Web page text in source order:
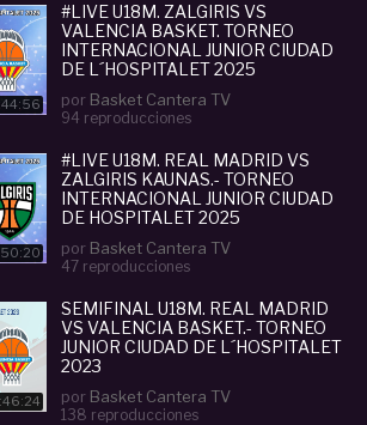
internacional #junior #ciudad
hospitalet #2025
#LIVE U18M. ZALGIRIS VS
VALENCIA BASKET. TORNEO
INTERNACIONAL JUNIOR CIUDAD
DE L´HOSPITALET 2025
por Basket Cantera TV
94 reproducciones
#LIVE U18M. REAL MADRID VS
ZALGIRIS KAUNAS.- TORNEO
INTERNACIONAL JUNIOR CIUDAD
DE HOSPITALET 2025
por Basket Cantera TV
47 reproducciones
SEMIFINAL U18M. REAL MADRID
VS VALENCIA BASKET.- TORNEO
JUNIOR CIUDAD DE L´HOSPITALET
2023
por Basket Cantera TV
138 reproducciones